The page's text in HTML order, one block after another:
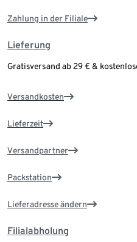
Zahlung in der Filiale
Lieferung
Gratisversand ab 29 € &
Versandkosten
Lieferzeit
Versandpartner
Packstation
Lieferadresse ändern
Filialabholung